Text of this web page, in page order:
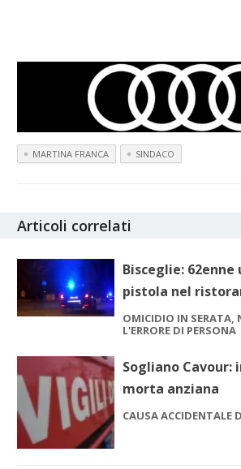
MARTINA FRANCA SINDACO
Articoli correlati
Bisceglie: 62enne
pistola nel
OMICIDIO IN SERATA,
L'ERRORE DI PERSONA
Sogliano Cavour:
morta anziana
CAUSA ACCIDENTALE